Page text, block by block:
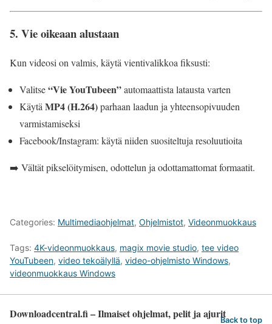
5. Vie oikeaan alustaan
Kun videosi on valmis, käytä vientivalikkoa fiksusti:
Valitse“Vie YouTubeen”automaattista latausta varten
KäytäMP4 (H.264)parhaan laadun ja yhteensopivuuden
varmistamiseksi
Facebook/Instagram: käytä niiden suositeltuja resoluutioita
➡️ Vältät pikselöitymisen, odottelun ja odottamattomat formaatit.
Categories: Multimediaohjelmat, Ohjelmistot, Videonmuokkaus
Tags: 4K-videonmuokkaus, magix movie studio, tee video
YouTubeen, video tekoälyllä, video-ohjelmisto Windows,
videonmuokkaus Windows
Downloadcentral.fi – Ilmaiset ohjelmat, pelit ja ajuritBack to top